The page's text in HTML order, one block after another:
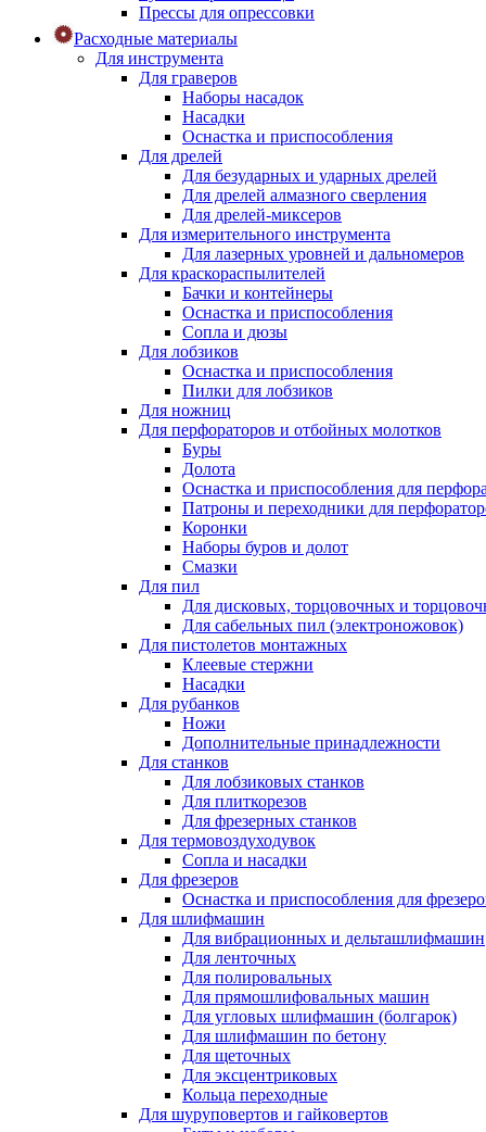
Прессы для опрессовки
Расходные материалы
Для инструмента
Для граверов
Наборы насадок
Насадки
Оснастка и приспособления
Для дрелей
Для безударных и ударных дрелей
Для дрелей алмазного сверления
Для дрелей-миксеров
Для измерительного инструмента
Для лазерных уровней и дальномеров
Для краскораспылителей
Бачки и контейнеры
Оснастка и приспособления
Сопла и дюзы
Для лобзиков
Оснастка и приспособления
Пилки для лобзиков
Для ножниц
Для перфораторов и отбойных молотков
Буры
Долота
Оснастка и приспособления для
Патроны и переходники для
Коронки
Наборы буров и долот
Смазки
Для пил
Для дисковых, торцовочных и
Для сабельных пил (электроножовок)
Для пистолетов монтажных
Клеевые стержни
Насадки
Для рубанков
Ножи
Дополнительные принадлежности
Для станков
Для лобзиковых станков
Для плиткорезов
Для фрезерных станков
Для термовоздуходувок
Сопла и насадки
Для фрезеров
Оснастка и приспособления для
Для шлифмашин
Для вибрационных и дельташлифмашин
Для ленточных
Для полировальных
Для прямошлифовальных машин
Для угловых шлифмашин (болгарок)
Для шлифмашин по бетону
Для щеточных
Для эксцентриковых
Кольца переходные
Для шуруповертов и гайковертов